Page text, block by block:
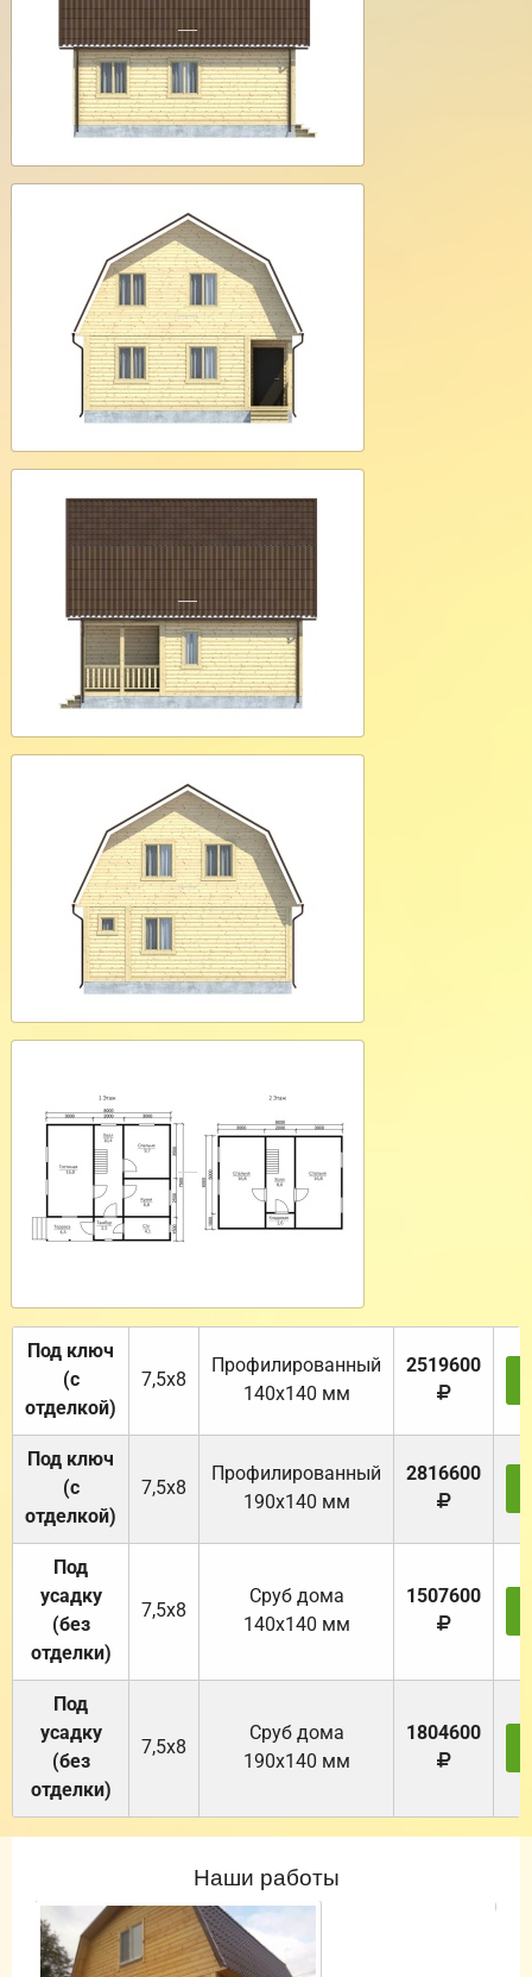
Под ключ
(с
отделкой)
7,5х8
Профилированный
140х140 мм
2519600
Под ключ
(с
отделкой)
7,5х8
Профилированный
190х140 мм
2816600
Под
усадку
(без
отделки)
7,5х8
Cруб дома
140х140 мм
1507600
Под
усадку
(без
отделки)
7,5х8
Cруб дома
190х140 мм
1804600
Наши работы